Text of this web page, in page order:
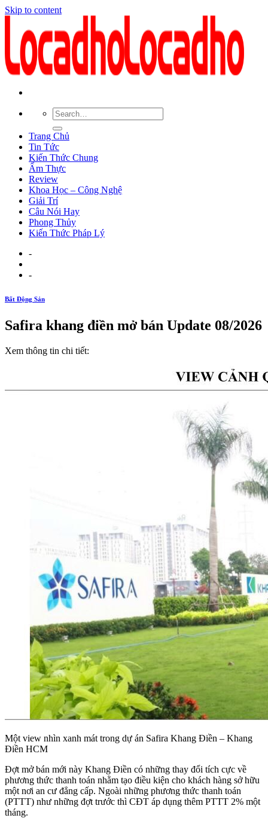
Skip to content
Trang Chủ
Tin Tức
Kiến Thức Chung
Ẩm Thực
Review
Khoa Học – Công Nghệ
Giải Trí
Câu Nói Hay
Phong Thủy
Kiến Thức Pháp Lý
-
-
Bất Động Sản
Safira khang điền mở bán Update 08/2026
Xem thông tin chi tiết:
Một view nhìn xanh mát trong dự án Safira Khang Điền – Khang
Điền HCM
Đợt mở bán mới này Khang Điền có những thay đổi tích cực về
phương thức thanh toán nhằm tạo điều kiện cho khách hàng sở hữu
một nơi an cư đẳng cấp. Ngoài những phương thức thanh toán
(PTTT) như những đợt trước thì CĐT áp dụng thêm PTTT 2% một
tháng.